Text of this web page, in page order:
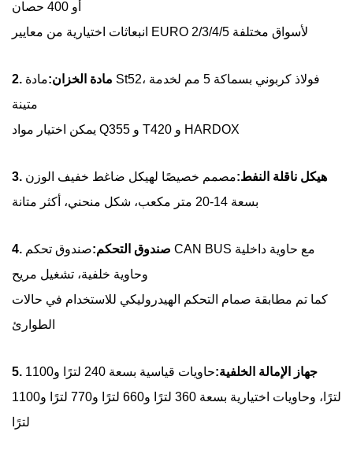
أو 400 حصان
انبعاثات اختيارية من معايير EURO 2/3/4/5 لأسواق مختلفة
2. مادة الخزان:مادة St52، فولاذ كربوني بسماكة 5 مم لخدمة
متينة
يمكن اختيار مواد Q355 و T420 و HARDOX
3. هيكل ناقلة النفط:مصمم خصيصًا لهيكل ضاغط خفيف الوزن
بسعة 14-20 متر مكعب، شكل منحني، أكثر متانة
4. صندوق التحكم:صندوق تحكم CAN BUS مع حاوية داخلية
وحاوية خلفية، تشغيل مريح
كما تم مطابقة صمام التحكم الهيدروليكي للاستخدام في حالات
الطوارئ
5. جهاز الإمالة الخلفية:
حاويات قياسية بسعة 240 لترًا و1100
لترًا، وحاويات اختيارية بسعة 360 لترًا و660 لترًا و770 لترًا و1100
لترًا